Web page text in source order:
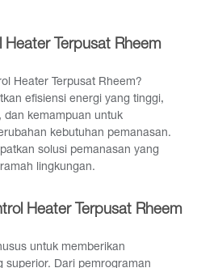
Heater Terpusat Rheem
Heater Terpusat Rheem?
efisiensi energi yang tinggi,
dan kemampuan untuk
kebutuhan pemanasan.
solusi pemanasan yang
lingkungan.
Heater Terpusat Rheem
untuk memberikan
superior. Dari pemrograman